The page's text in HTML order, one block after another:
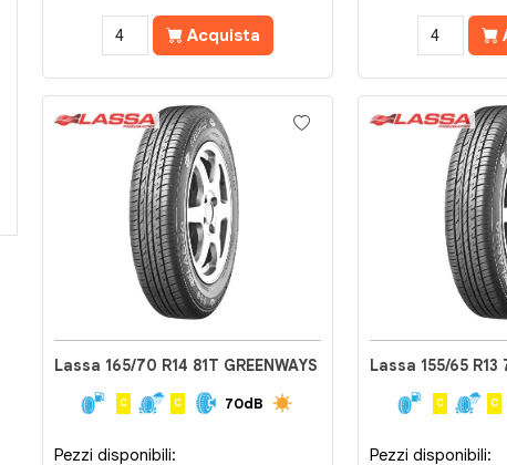
Acquista
Lassa 165/70 R14 81T GREENWAYS
C C 70dB
Pezzi disponibili:
Lassa 155/65 R13
C C
Pezzi disponibili: